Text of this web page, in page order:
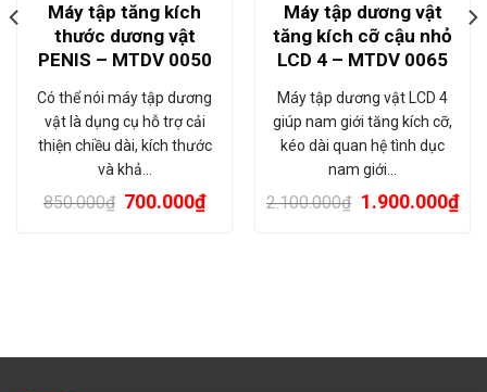
Máy tập tăng kích
thước dương vật
PENIS – MTDV 0050
Có thể nói máy tập dương
vật là dụng cụ hỗ trợ cải
thiện chiều dài, kích thước
và khả…
850.000₫ 700.000₫
Máy tập dương vật
tăng kích cỡ cậu nhỏ
LCD 4 – MTDV 0065
Máy tập dương vật LCD 4
giúp nam giới tăng kích cỡ,
kéo dài quan hệ tình dục
nam giới…
2.100.000₫ 1.900.000₫